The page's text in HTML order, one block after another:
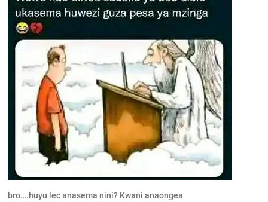
bro….huyu lec anasema nini? Kwani anaongea